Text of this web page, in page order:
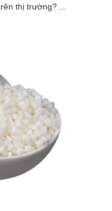
thị trường? ...